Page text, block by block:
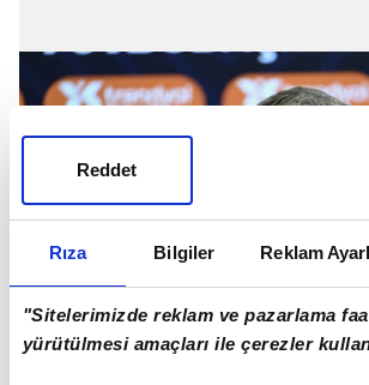
Rıza Bilgiler Reklam
"Sitelerimizde reklam ve pazarlama
yürütülmesi amaçları ile çerezler
Reddet